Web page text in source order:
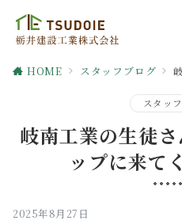
HOME スタッフブログ 岐
スタッ
岐南工業の生徒
ップに来て
2025年8月27日